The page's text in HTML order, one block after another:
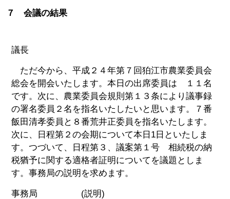
７ 会議の結果
議長
ただ今から、平成２４年第７回狛江市農業委員会
総会を開会いたします。本日の出席委員は １１名
です。次に、農業委員会規則第１３条により議事録
の署名委員２名を指名いたしたいと思います。７番
飯田清孝委員と８番荒井正委員を指名いたします。
次に、日程第２の会期について本日1日といたしま
す。つづいて、日程第３、議案第１号 相続税の納
税猶予に関する適格者証明についてを議題としま
す。事務局の説明を求めます。
事務局 (説明)